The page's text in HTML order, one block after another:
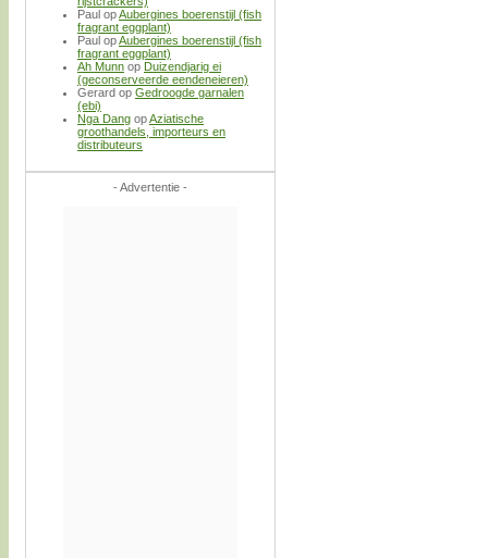
Paul opAubergines boerenstijl (fish
fragrant eggplant)
Paul opAubergines boerenstijl (fish
fragrant eggplant)
Ah Munn op Duizendjarig ei
(geconserveerde eendeneieren)
Gerard op Gedroogde garnalen
(ebi)
Nga Dang opAziatische
groothandels, importeurs en
distributeurs
- Advertentie -